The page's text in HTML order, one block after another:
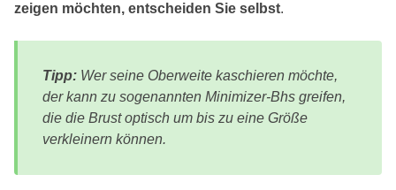
zeigen möchten, entscheiden Sie selbst.
Tipp: Wer seine Oberweite kaschieren möchte,
der kann zu sogenannten Minimizer-Bhs greifen,
die die Brust optisch um bis zu eine Größe
verkleinern können.